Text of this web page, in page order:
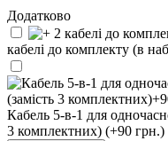
Додатково
кабелі до комплекту (в
Кабель 5-в-1 для
3 комплектних) (+90 грн.)